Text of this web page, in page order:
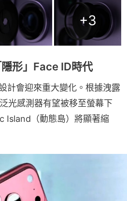
+3
形」Face ID時代
計會迎來重大變化。根據洩露
光感測器有望被移至螢幕下
Island（動態島）將顯著縮